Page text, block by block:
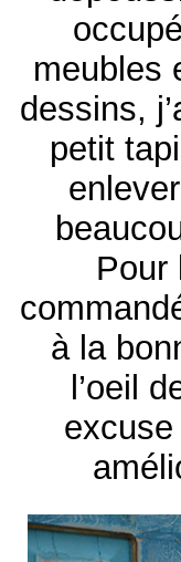
meubles
dessins,
petit
Pour
à la
l’oeil